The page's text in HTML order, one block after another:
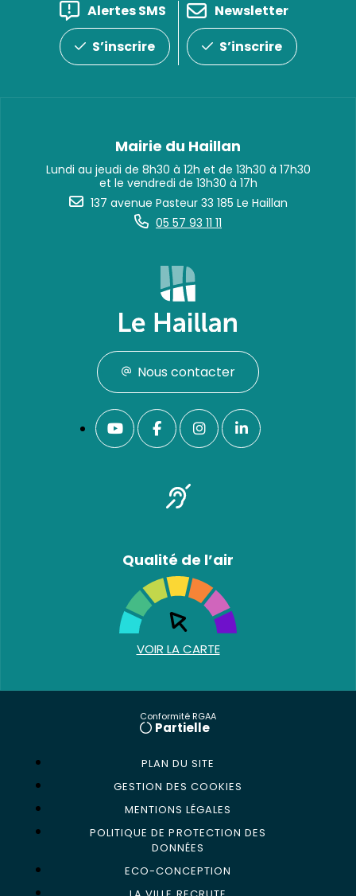
Alertes SMS
S’inscrire
Newsletter
S’inscrire
Mairie du Haillan
Lundi au jeudi de 8h30 à 12h et de 13h30 à 17h30
et le vendredi de 13h30 à 17h
137 avenue Pasteur 33 185 Le Haillan
05 57 93 11 11
Nous contacter
Qualité de l’air
VOIR LA CARTE
Conformité RGAA
Partielle
PLAN DU SITE
GESTION DES COOKIES
MENTIONS LÉGALES
POLITIQUE DE PROTECTION DES
DONNÉES
ECO-CONCEPTION